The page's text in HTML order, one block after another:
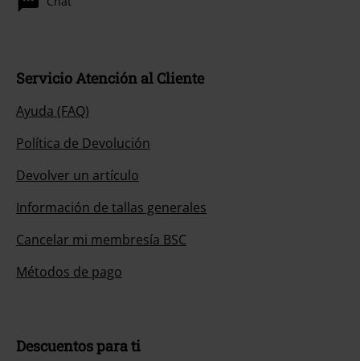
Servicio Atención al Cliente
Ayuda (FAQ)
Política de Devolución
Devolver un artículo
Información de tallas generales
Cancelar mi membresía BSC
Métodos de pago
Descuentos para ti